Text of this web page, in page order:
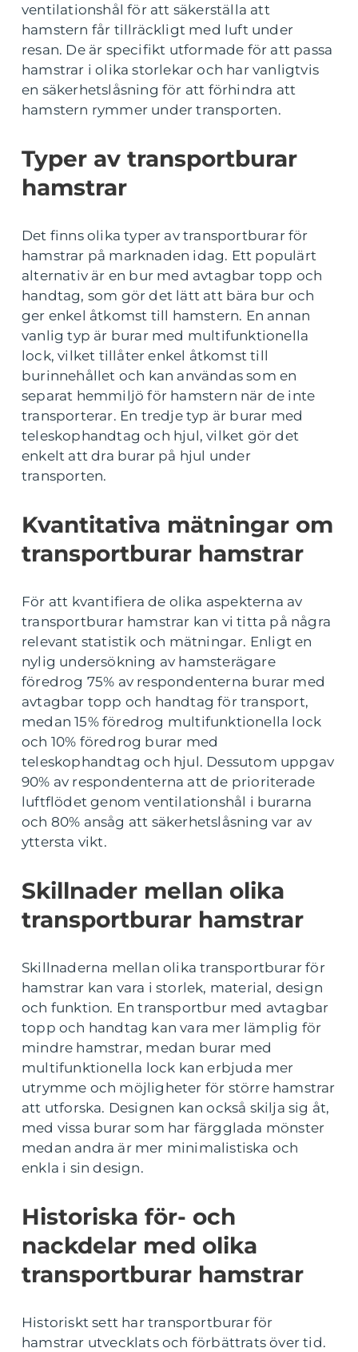
ventilationshål för att säkerställa att
hamstern får tillräckligt med luft under
resan. De är specifikt utformade för att passa
hamstrar i olika storlekar och har vanligtvis
en säkerhetslåsning för att förhindra att
hamstern rymmer under transporten.
Typer av transportburar
hamstrar
Det finns olika typer av transportburar för
hamstrar på marknaden idag. Ett populärt
alternativ är en bur med avtagbar topp och
handtag, som gör det lätt att bära bur och
ger enkel åtkomst till hamstern. En annan
vanlig typ är burar med multifunktionella
lock, vilket tillåter enkel åtkomst till
burinnehållet och kan användas som en
separat hemmiljö för hamstern när de inte
transporterar. En tredje typ är burar med
teleskophandtag och hjul, vilket gör det
enkelt att dra burar på hjul under
transporten.
Kvantitativa mätningar om
transportburar hamstrar
För att kvantifiera de olika aspekterna av
transportburar hamstrar kan vi titta på några
relevant statistik och mätningar. Enligt en
nylig undersökning av hamsterägare
föredrog 75% av respondenterna burar med
avtagbar topp och handtag för transport,
medan 15% föredrog multifunktionella lock
och 10% föredrog burar med
teleskophandtag och hjul. Dessutom uppgav
90% av respondenterna att de prioriterade
luftflödet genom ventilationshål i burarna
och 80% ansåg att säkerhetslåsning var av
yttersta vikt.
Skillnader mellan olika
transportburar hamstrar
Skillnaderna mellan olika transportburar för
hamstrar kan vara i storlek, material, design
och funktion. En transportbur med avtagbar
topp och handtag kan vara mer lämplig för
mindre hamstrar, medan burar med
multifunktionella lock kan erbjuda mer
utrymme och möjligheter för större hamstrar
att utforska. Designen kan också skilja sig åt,
med vissa burar som har färgglada mönster
medan andra är mer minimalistiska och
enkla i sin design.
Historiska för- och
nackdelar med olika
transportburar hamstrar
Historiskt sett har transportburar för
hamstrar utvecklats och förbättrats över tid.